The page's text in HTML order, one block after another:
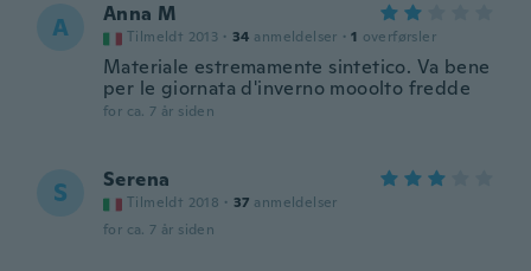
A Anna M
Tilmeldt 2013 · 34 anmeldelser · 1 overførsler
Materiale estremamente sintetico. Va bene
per le giornata d'inverno mooolto fredde
for ca. 7 år siden
S Serena
Tilmeldt 2018 · 37 anmeldelser
for ca. 7 år siden